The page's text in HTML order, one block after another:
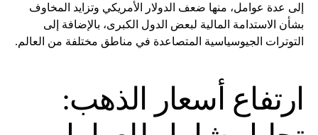
إلى عدة عوامل، منها ضعف الدولار الأمريكي وتزايد المخاوف
بشأن الاستدامة المالية لبعض الدول الكبرى، بالإضافة إلى
التوترات الجيوسياسية المتصاعدة في مناطق مختلفة من العالم.
ارتفاع أسعار الذهب: